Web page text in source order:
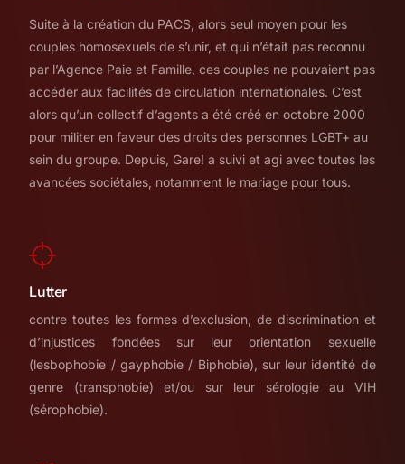
Suite à la création du PACS, alors seul moyen pour les
couples homosexuels de s’unir, et qui n’était pas reconnu
par l’Agence Paie et Famille, ces couples ne pouvaient pas
accéder aux facilités de circulation internationales. C’est
alors qu’un collectif d’agents a été créé en octobre 2000
pour militer en faveur des droits des personnes LGBT+ au
sein du groupe. Depuis, Gare! a suivi et agi avec toutes les
avancées sociétales, notamment le mariage pour tous.
Lutter
contre toutes les formes d’exclusion, de discrimination et
d’injustices fondées sur leur orientation sexuelle
(lesbophobie / gayphobie / Biphobie), sur leur identité de
genre (transphobie) et/ou sur leur sérologie au VIH
(sérophobie).